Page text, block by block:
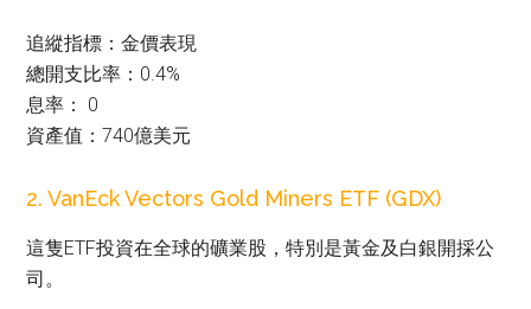
追縱指標：金價表現
總開支比率：0.4%
息率： 0
資產值：740億美元
2. VanEck Vectors Gold Miners ETF (GDX)
這隻ETF投資在全球的礦業股，特別是黃金及白銀開採公
司。